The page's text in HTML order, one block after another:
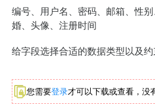
编号、用户名、密码、邮箱、性
婚、头像、注册时间
给字段选择合适的数据类型以及约
您需要登录才可以下载或查看，没